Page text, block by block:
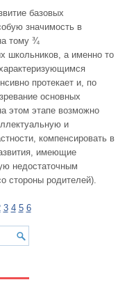
базовых
значимость в
тому ¾
школьников, а именно то
протекает и, по
основных
этом этапе возможно
и
компенсировать в
имеющие
недостаточным
стороны родителей).
3 4 5 6